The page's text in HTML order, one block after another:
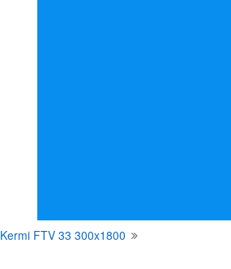
Kermi FTV 33 300x1800